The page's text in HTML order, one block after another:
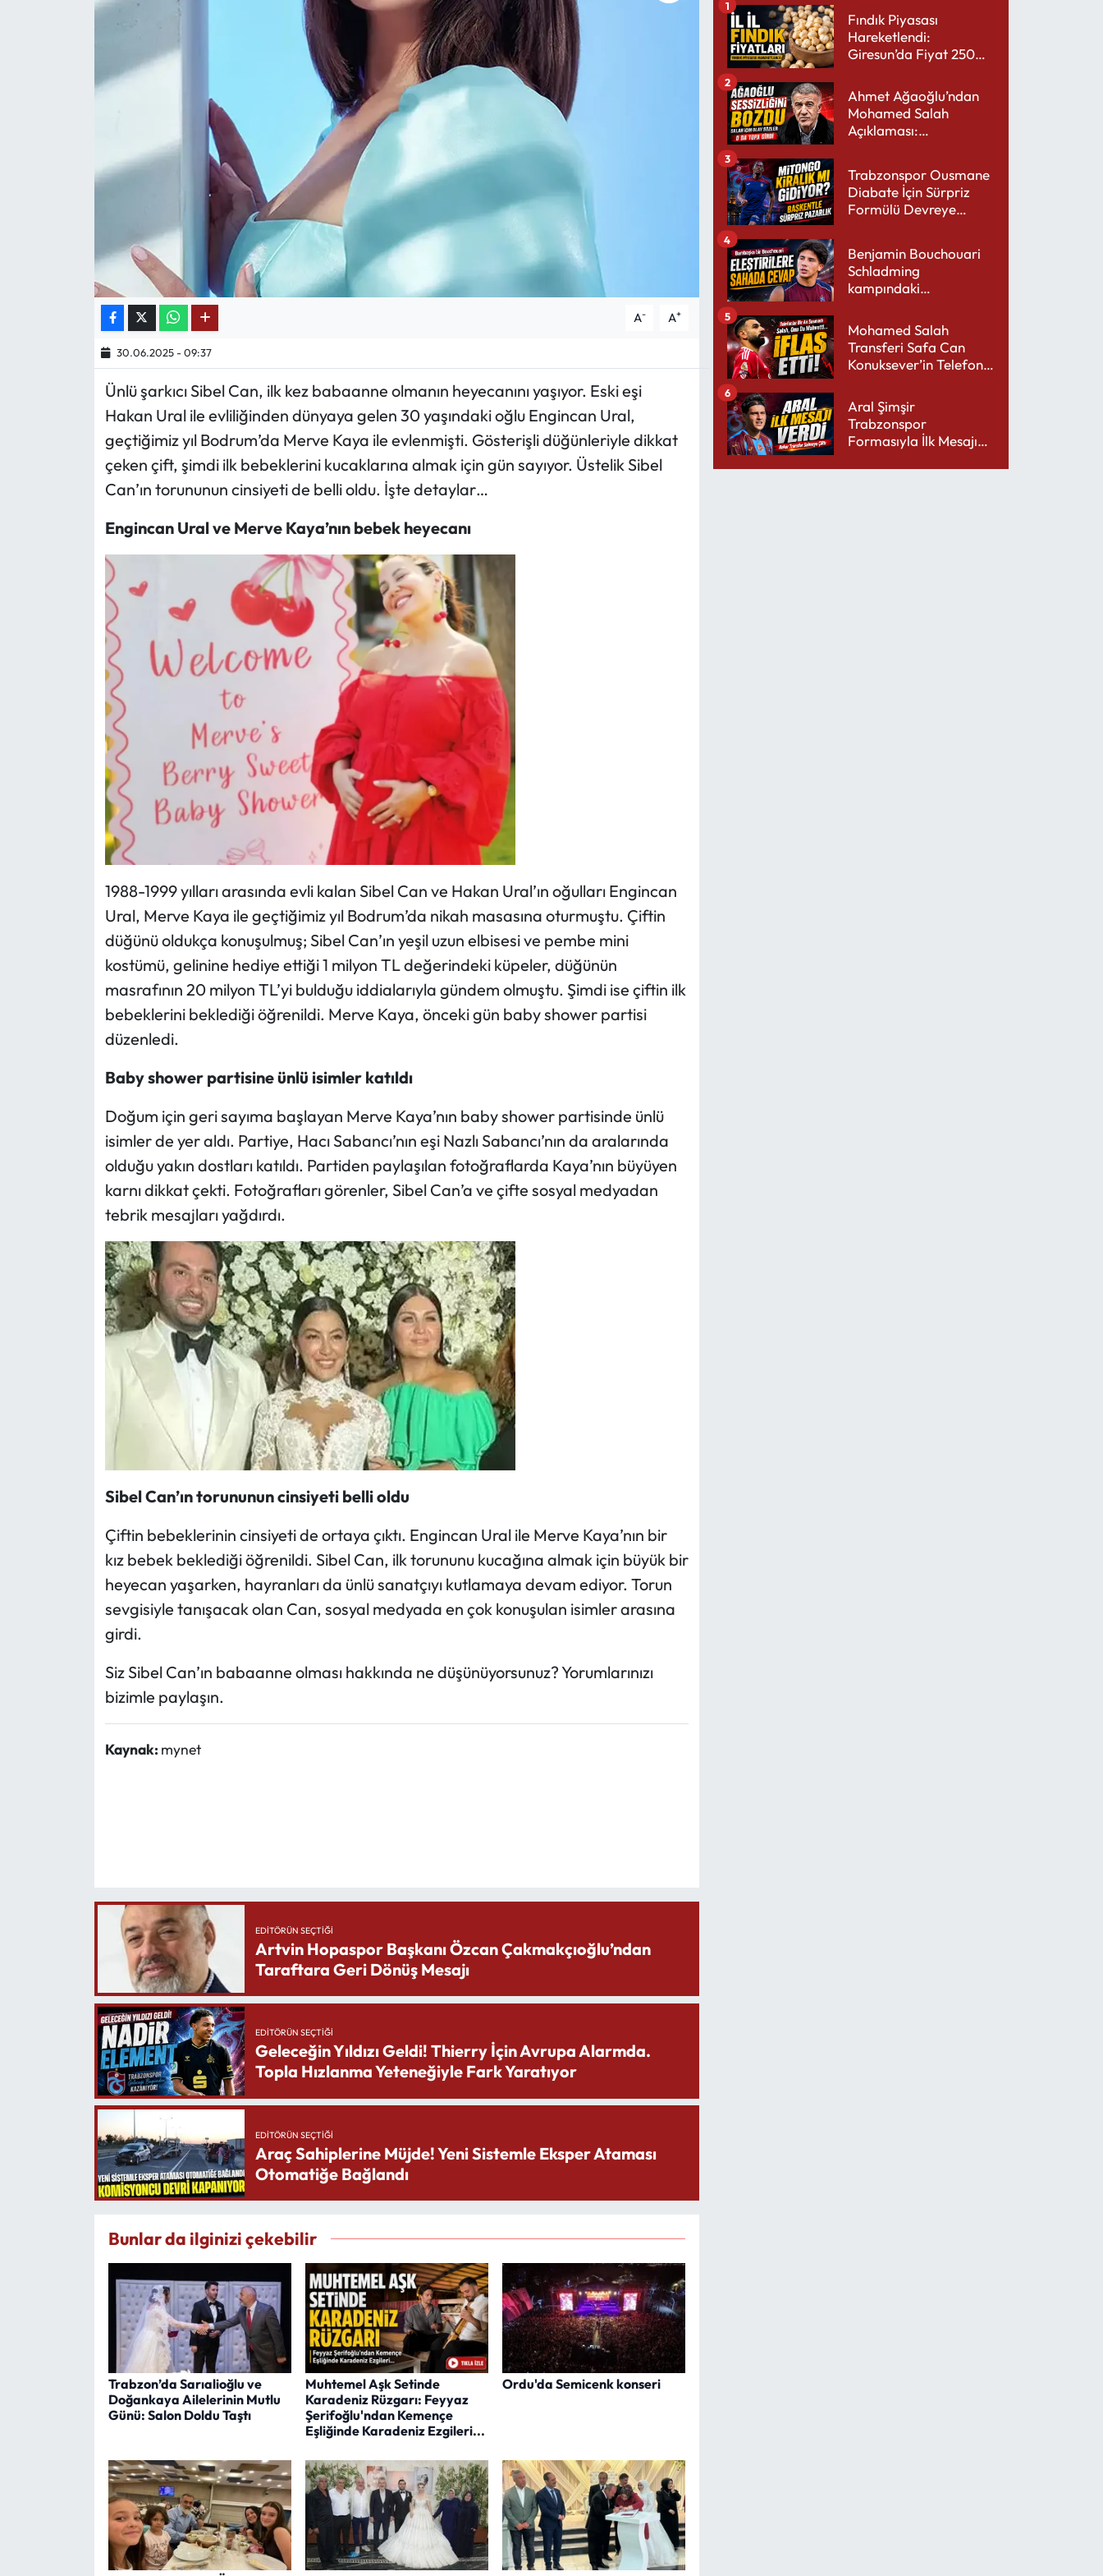
A- A+
30.06.2025 - 09:37
Ünlü şarkıcı Sibel Can, ilk kez babaanne olmanın heyecanını yaşıyor. Eski eşi
Hakan Ural ile evliliğinden dünyaya gelen 30 yaşındaki oğlu Engincan Ural,
geçtiğimiz yıl Bodrum’da Merve Kaya ile evlenmişti. Gösterişli düğünleriyle dikkat
çeken çift, şimdi ilk bebeklerini kucaklarına almak için gün sayıyor. Üstelik Sibel
Can’ın torununun cinsiyeti de belli oldu. İşte detaylar…
Engincan Ural ve Merve Kaya’nın bebek heyecanı
1988-1999 yılları arasında evli kalan Sibel Can ve Hakan Ural’ın oğulları Engincan
Ural, Merve Kaya ile geçtiğimiz yıl Bodrum’da nikah masasına oturmuştu. Çiftin
düğünü oldukça konuşulmuş; Sibel Can’ın yeşil uzun elbisesi ve pembe mini
kostümü, gelinine hediye ettiği 1 milyon TL değerindeki küpeler, düğünün
masrafının 20 milyon TL’yi bulduğu iddialarıyla gündem olmuştu. Şimdi ise çiftin ilk
bebeklerini beklediği öğrenildi. Merve Kaya, önceki gün baby shower partisi
düzenledi.
Baby shower partisine ünlü isimler katıldı
Doğum için geri sayıma başlayan Merve Kaya’nın baby shower partisinde ünlü
isimler de yer aldı. Partiye, Hacı Sabancı’nın eşi Nazlı Sabancı’nın da aralarında
olduğu yakın dostları katıldı. Partiden paylaşılan fotoğraflarda Kaya’nın büyüyen
karnı dikkat çekti. Fotoğrafları görenler, Sibel Can’a ve çifte sosyal medyadan
tebrik mesajları yağdırdı.
Sibel Can’ın torununun cinsiyeti belli oldu
Çiftin bebeklerinin cinsiyeti de ortaya çıktı. Engincan Ural ile Merve Kaya’nın bir
kız bebek beklediği öğrenildi. Sibel Can, ilk torununu kucağına almak için büyük bir
heyecan yaşarken, hayranları da ünlü sanatçıyı kutlamaya devam ediyor. Torun
sevgisiyle tanışacak olan Can, sosyal medyada en çok konuşulan isimler arasına
girdi.
Siz Sibel Can’ın babaanne olması hakkında ne düşünüyorsunuz? Yorumlarınızı
bizimle paylaşın.
Kaynak: mynet
EDITÖRÜN SEÇTIĞI
Artvin Hopaspor Başkanı Özcan Çakmakçıoğlu’ndan
Taraftara Geri Dönüş Mesajı
EDITÖRÜN SEÇTIĞI
Geleceğin Yıldızı Geldi! Thierry İçin Avrupa Alarmda.
Topla Hızlanma Yeteneğiyle Fark Yaratıyor
EDITÖRÜN SEÇTIĞI
Araç Sahiplerine Müjde! Yeni Sistemle Eksper Ataması
Otomatiğe Bağlandı
Bunlar da ilginizi çekebilir
Trabzon’da Sarıalioğlu ve
Doğankaya Ailelerinin Mutlu
Günü: Salon Doldu Taştı
Muhtemel Aşk Setinde
Karadeniz Rüzgarı: Feyyaz
Şerifoğlu'ndan Kemençe
Eşliğinde Karadeniz Ezgileri...
Ordu'da Semicenk konseri
Fındık Piyasası
Hareketlendi:
Giresun’da Fiyat 250
1
Ahmet Ağaoğlu’ndan
Mohamed Salah
Açıklaması:
2
Trabzonspor Ousmane
Diabate İçin Sürpriz
Formülü Devreye
3
Benjamin Bouchouari
Schladming
kampındaki
4
Mohamed Salah
Transferi Safa Can
Konuksever’in Telefon
5
Aral Şimşir
Trabzonspor
Formasıyla İlk Mesajını
6
Mektup Galeri
ASTROLOJİ
Spor Yazıları
Mektup Galeri